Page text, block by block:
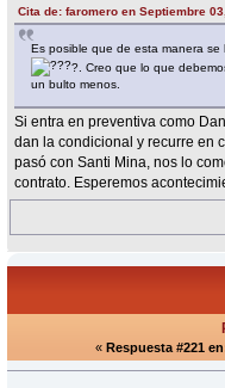
Cita de: faromero en Septiembre
Es posible que de esta manera
?. Creo que lo que
un bulto menos.
Si entra en preventiva como
dan la condicional y recurre en
pasó con Santi Mina, nos lo
contrato. Esperemos
« Respuesta #221